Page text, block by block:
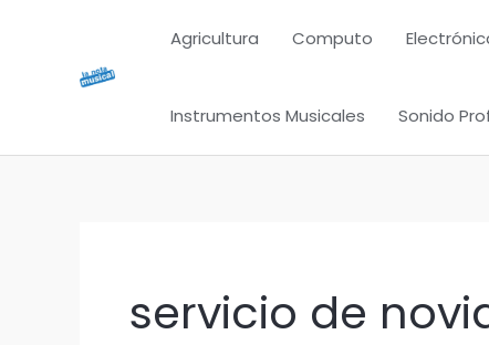
contenido
Agricultura Computo
Instrumentos Musicales Sonido
servicio de